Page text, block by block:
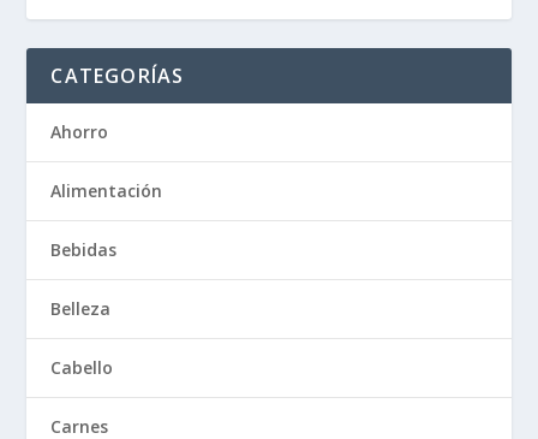
CATEGORÍAS
Ahorro
Alimentación
Bebidas
Belleza
Cabello
Carnes